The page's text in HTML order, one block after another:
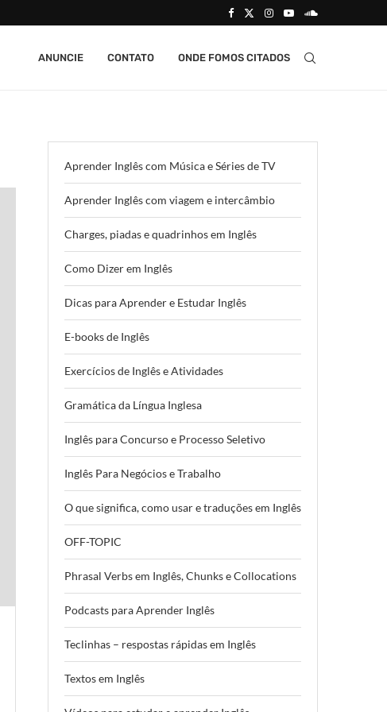
ANUNCIE CONTATO ONDE FOMOS CITADOS
Aprender Inglês com Música e Séries de TV
Aprender Inglês com viagem e intercâmbio
Charges, piadas e quadrinhos em Inglês
Como Dizer em Inglês
Dicas para Aprender e Estudar Inglês
E-books de Inglês
Exercícios de Inglês e Atividades
Gramática da Língua Inglesa
Inglês para Concurso e Processo Seletivo
Inglês Para Negócios e Trabalho
O que significa, como usar e traduções em Inglês
OFF-TOPIC
Phrasal Verbs em Inglês, Chunks e Collocations
Podcasts para Aprender Inglês
Teclinhas – respostas rápidas em Inglês
Textos em Inglês